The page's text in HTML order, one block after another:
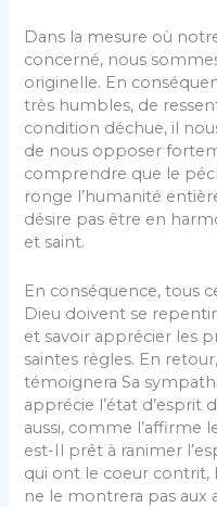
Dans la mesure où
concerné, nous
originelle. En
très humbles, de
condition déchue, il
de nous opposer
comprendre que le
ronge l’humanité
désire pas être en
et saint.
En conséquence, tous
Dieu doivent se
et savoir apprécier les
saintes règles. En
témoignera Sa
apprécie l’état d’es­prit
aussi, comme l’affirme
est-Il prêt à ranimer
qui ont le coeur contrit,
ne le montrera pas aux